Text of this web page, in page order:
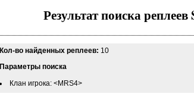
Результат поиска
Кол-во найденных реплеев: 10
Параметры поиска
Клан игрока: <MRS4>